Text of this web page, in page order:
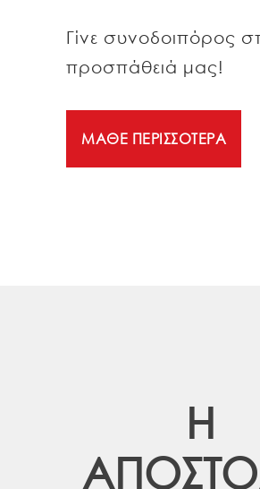
Γίνε συνοδοιπόρος
προσπάθειά μας!
ΜΑΘΕ ΠΕΡΙΣΣΟΤΕΡΑ
Η